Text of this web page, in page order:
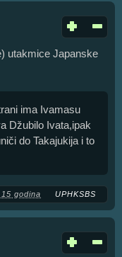
utakmice Japanske
ima Ivamasu
Džubilo Ivata,ipak
do Takajukija i to
godina UPHKSBS